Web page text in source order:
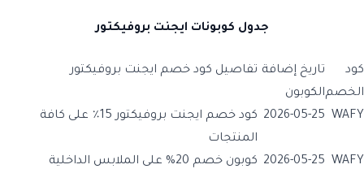
جدول كوبونات ايجنت بروفيكتور
كود
الخصم
تاريخ إضافة
الكوبون
تفاصيل كود خصم ايجنت بروفيكتور
WAFY
2026-05-25
كود خصم ايجنت بروفيكتور 15٪ على كافة
المنتجات
WAFY
2026-05-25
كوبون خصم 20% على الملابس الداخلية